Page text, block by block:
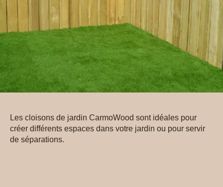
Les cloisons de jardin CarmoWood sont idéales pour
créer différents espaces dans votre jardin ou pour servir
de séparations.